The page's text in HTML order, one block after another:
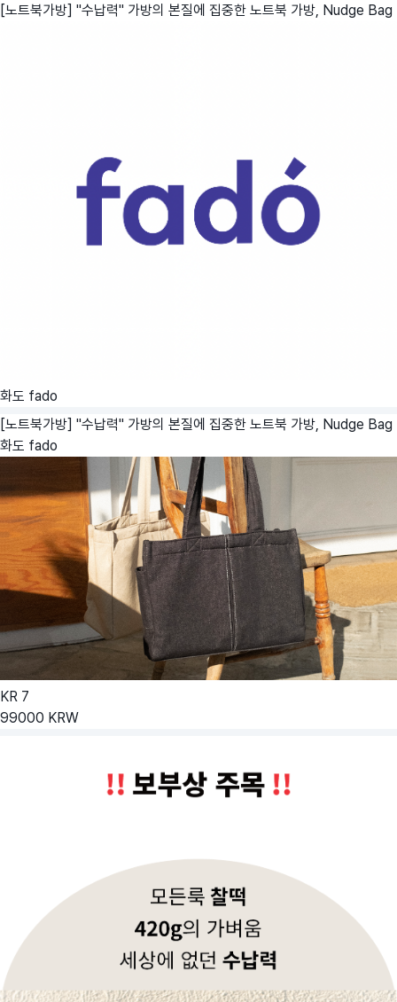
[노트북가방] "수납력" 가방의 본질에 집중한 노트북 가방, Nudge Bag
화도 fado
[노트북가방] "수납력" 가방의 본질에 집중한 노트북 가방, Nudge Bag
화도 fado
KR 7
99000 KRW